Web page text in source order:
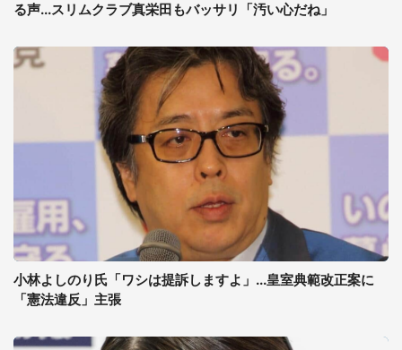
る声...スリムクラブ真栄田もバッサリ「汚い心だね」
小林よしのり氏「ワシは提訴しますよ」...皇室典範改正案に
「憲法違反」主張